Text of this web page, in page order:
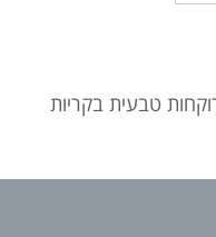
טבעית בקריות‏